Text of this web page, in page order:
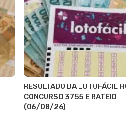
RESULTADO DA LOTOFÁCIL
CONCURSO 3755 E RATEIO
(06/08/26)